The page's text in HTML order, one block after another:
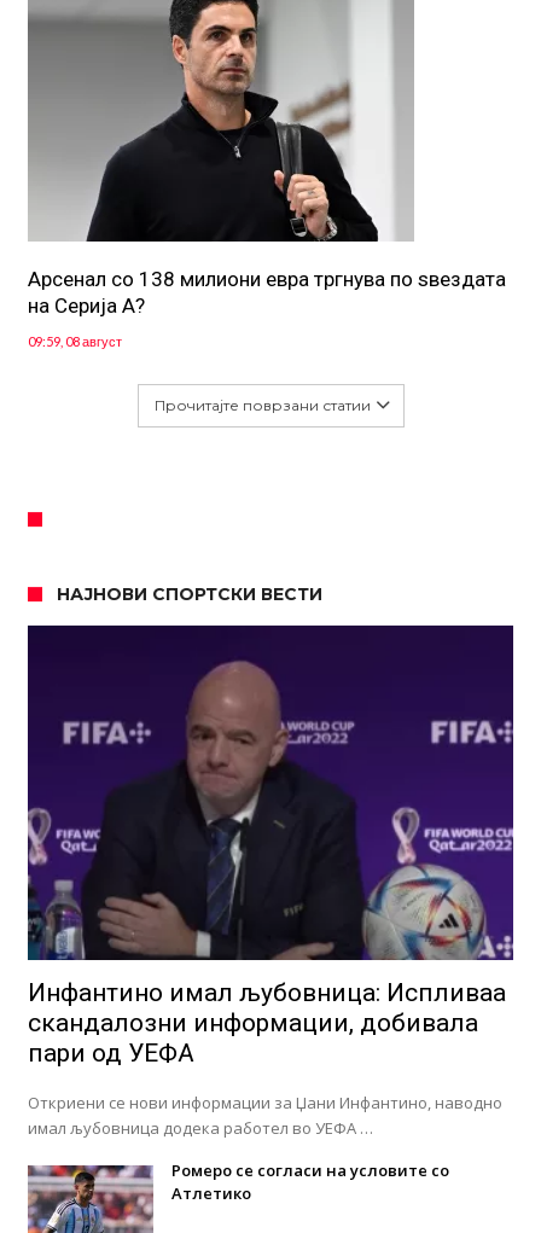
Арсенал со 138 милиони евра тргнува по ѕвездата
на Серија А?
09:59, 08 август
Прочитајте поврзани статии
НАЈНОВИ СПОРТСКИ ВЕСТИ
Инфантино имал љубовница: Испливаа
скандалозни информации, добивала
пари од УЕФА
Откриени се нови информации за Џани Инфантино, наводно
имал љубовница додека работел во УЕФА …
Ромеро се согласи на условите со
Атлетико